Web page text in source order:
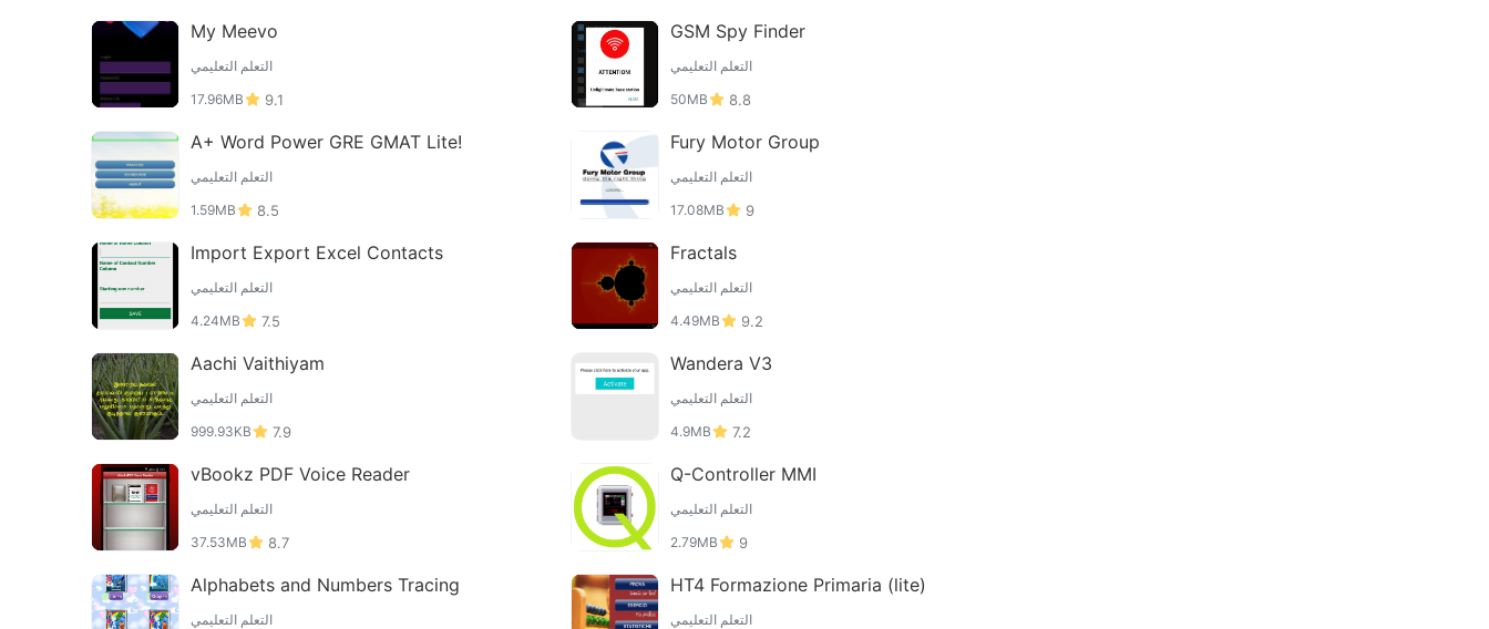
My Meevo
التعلم التعليمي
17.96MB
9.1
GSM Spy Finder
التعلم التعليمي
50MB
8.8
A+ Word Power GRE GMAT Lite!
التعلم التعليمي
1.59MB
8.5
Fury Motor Group
التعلم التعليمي
17.08MB
9
Import Export Excel Contacts
التعلم التعليمي
4.24MB
7.5
Fractals
التعلم التعليمي
4.49MB
9.2
Aachi Vaithiyam
التعلم التعليمي
999.93KB
7.9
Wandera V3
التعلم التعليمي
4.9MB
7.2
vBookz PDF Voice Reader
التعلم التعليمي
37.53MB
8.7
Q-Controller MMI
التعلم التعليمي
2.79MB
9
Alphabets and Numbers Tracing
التعلم التعليمي
HT4 Formazione Primaria (lite)
التعلم التعليمي